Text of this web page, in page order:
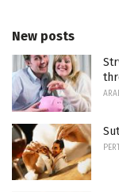
New posts